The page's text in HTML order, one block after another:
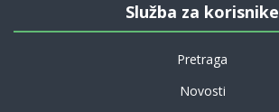
Služba za korisnike
Pretraga
Novosti